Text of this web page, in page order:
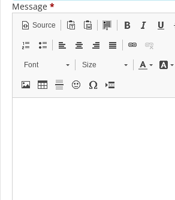
Message *
Source
Font Size